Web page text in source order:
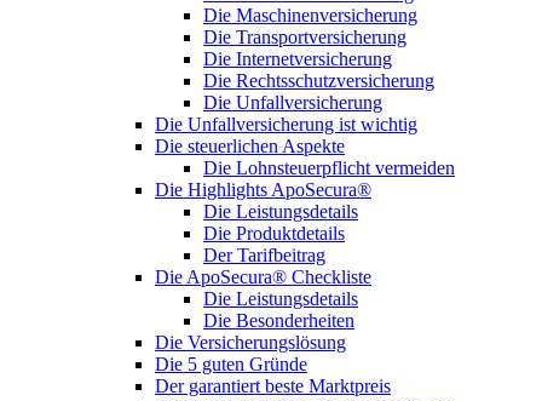
Die Maschinenversicherung
Die Transportversicherung
Die Internetversicherung
Die Rechtsschutzversicherung
Die Unfallversicherung
Die Unfallversicherung ist wichtig
Die steuerlichen Aspekte
Die Lohnsteuerpflicht vermeiden
Die Highlights ApoSecura®
Die Leistungsdetails
Die Produktdetails
Der Tarifbeitrag
Die ApoSecura® Checkliste
Die Leistungsdetails
Die Besonderheiten
Die Versicherungslösung
Die 5 guten Gründe
Der garantiert beste Marktpreis